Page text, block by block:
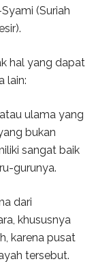
(Suriah
hal yang dapat
lain:
ulama yang
bukan
sangat baik
gurunya.
dari
khususnya
karena pusat
tersebut.